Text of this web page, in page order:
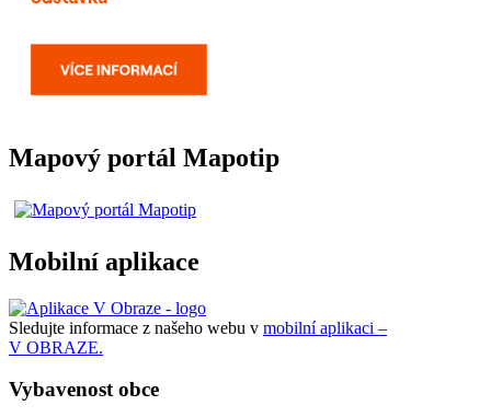
Mapový portál Mapotip
Mobilní aplikace
Sledujte informace z našeho webu v mobilní aplikaci –
V OBRAZE.
Vybavenost obce